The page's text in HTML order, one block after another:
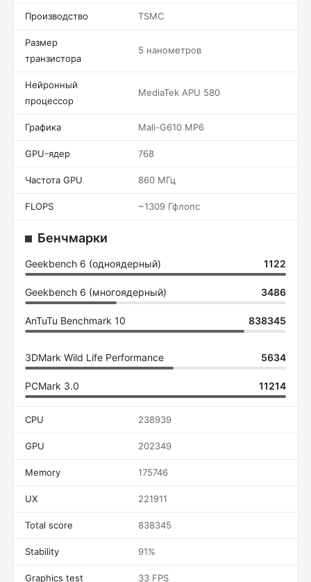
Производство TSMC
Размер
транзистора
5 нанометров
Нейронный
процессор
MediaTek APU 580
Графика Mali-G610 MP6
GPU-ядер 768
Частота GPU 860 МГц
FLOPS ~1309 Гфлопс
Бенчмарки
Geekbench 6 (одноядерный) 1122
Geekbench 6 (многоядерный) 3486
AnTuTu Benchmark 10 838345
3DMark Wild Life Performance 5634
PCMark 3.0 11214
CPU 238939
GPU 202349
Memory 175746
UX 221911
Total score 838345
Stability 91%
Graphics test 33 FPS